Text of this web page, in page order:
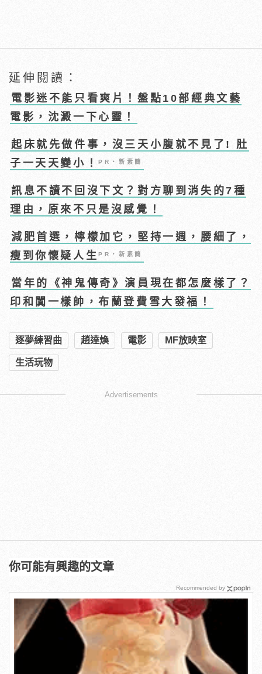
延伸閱讀：
電影迷不能只看爽片！盤點10部經典文藝
電影，沈澱一下心靈！
起床就先做件事，沒三天小腹就不見了! 肚
子一天天變小！PR・新素簡
訊息不讀不回沒下文？對方聊到消失的7種
理由，原來不只是沒感覺！
減肥首選，檸檬加它，堅持一週，腰細了，
瘦到你懷疑人生PR・新素簡
當年的《神鬼傳奇》演員現在都怎麼樣了？
印和闐一樣帥，布蘭登費雪大發福！
逐夢練習曲 趙達煥 電影 MF放映室
生活玩物
Advertisements
你可能有興趣的文章
Recommended by